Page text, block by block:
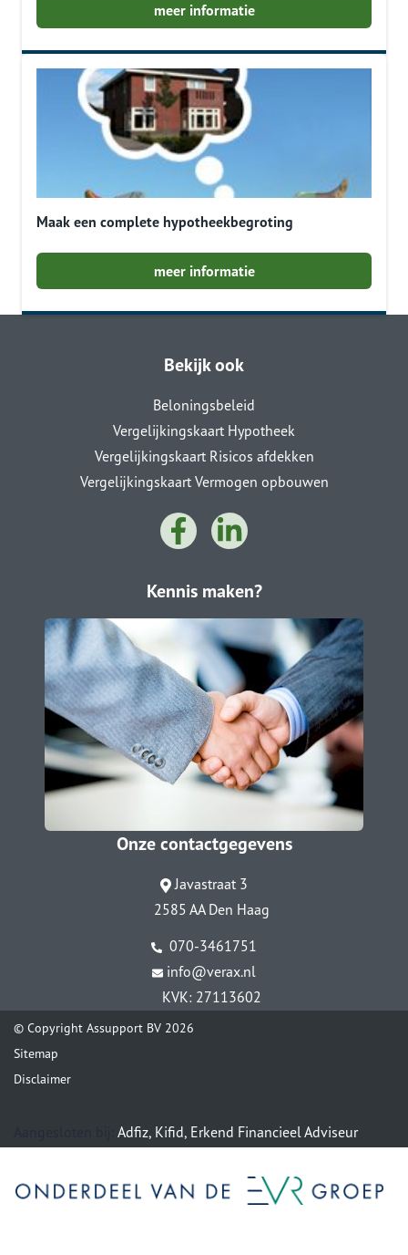
meer informatie
Maak een complete hypotheekbegroting
meer informatie
Bekijk ook
Beloningsbeleid
Vergelijkingskaart Hypotheek
Vergelijkingskaart Risicos afdekken
Vergelijkingskaart Vermogen opbouwen
Kennis maken?
Onze contactgegevens
Javastraat 3
2585 AA Den Haag
070-3461751
info@verax.nl
KVK: 27113602
© Copyright Assupport BV 2026
Sitemap
Disclaimer
Adfiz, Kifid, Erkend Financieel Adviseur